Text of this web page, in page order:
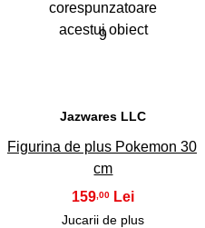
9
Jazwares LLC
Figurina de plus Pokemon 30
cm
159 ,00
Jucarii de plus